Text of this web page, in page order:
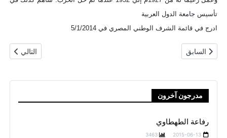
تأسيس جامعة الدول العربية
ادرج في قائمة الشرف الوطني المصري في 5/1/2014
المقال السابق: محمد طلعت حرب (طلعت حرب)
السابق المقال
التالي
مدرجون آخرون
رفاعة الطهطاوي
2015-06-13
3463